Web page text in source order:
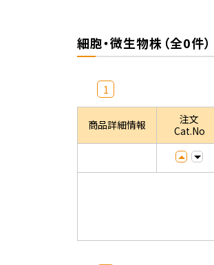
細胞・微生物株（全0件）
1
商品詳細情報
注文
Cat.No